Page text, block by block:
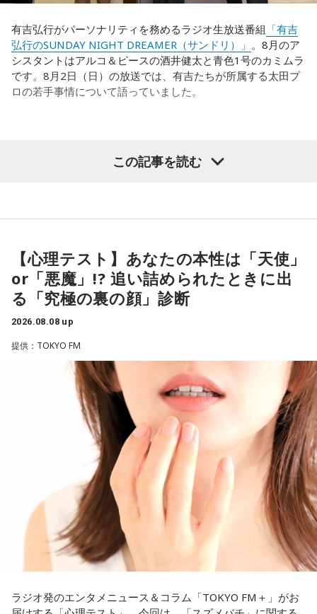
有吉弘行がパーソナリティを務めるラジオ生放送番組 「有吉
弘行のSUNDAY NIGHT DREAMER（サンドリ）」 。8月のア
シスタントはアルコ＆ピースの酒井健太と青色1号のカミムラ
です。8月2日（日）の放送では、有吉たちが所属する太田プ
ロの若手事情について語っていました。
とがあると切り出し、「賞レースで結果を残していないコン
ビ、（芸歴18年目の）ぐりんぴーすがよく愚痴をこぼしてい
るのは、最近の後輩は挨拶をしてくれないんだって（笑）」
と暴露します。
有吉自身は、今では後輩から挨拶されないことがまったくな
いため分からないと前置きしつつ、「ぐりんぴーすがそう言
っていたから……その辺はどう？ 風紀が乱れているかどうか」
と質問します。
これに対して、カミムラは「ぐりんぴーすさんが言っている
のは、1～2年目の芸人の子たちだと思うんですけど……たぶ
ん、その子たちは本当に挨拶していないと思います」と苦笑
い。有吉が「なんでなの？」と尋ねると、カミムラは「こん
なことを言うのもあれですけど、（ぐりんぴーすさんが）ど
ういう先輩か分かっていないんだと思います」と正直に語り
ます。
それを受け、有吉は「でもさ、この世界に入ったら俺だって
（若手の頃は）誰か分からない人にも一応挨拶するじゃな
い？ 何があるか分からないからさ」と持論を語ります。その
間は時代的に増えていますね」とリアルな実情を明かしま
す。
この記事を読む
【心理テスト】あなたの本性は「天使」
or「悪魔」!? 追い詰められたときに出
る「究極の裏の顔」診断
2026.08.08 up
提供：TOKYO FM
ラジオ発のエンタメニュース＆コラム「TOKYO FM＋」がお